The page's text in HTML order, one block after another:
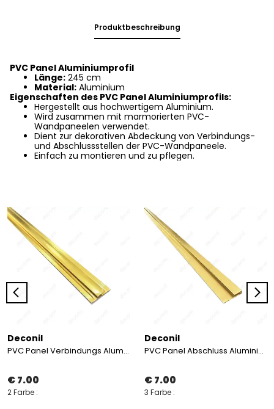
Produktbeschreibung
PVC Panel Aluminiumprofil
Länge: 245 cm
Material: Aluminium
Eigenschaften des PVC Panel Aluminiumprofils:
Hergestellt aus hochwertigem Aluminium.
Wird zusammen mit marmorierten PVC-
Wandpaneelen verwendet.
Dient zur dekorativen Abdeckung von Verbindungs-
und Abschlussstellen der PVC-Wandpaneele.
Einfach zu montieren und zu pflegen.
Deconil
PVC Panel Verbindungs Aluminium Profil 245 cm
€ 7.00
2 Farbe :
Deconil
PVC Panel Abschluss Aluminium Profil 245 cm
€ 7.00
3 Farbe :